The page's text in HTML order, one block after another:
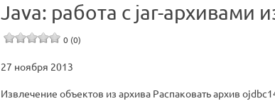
Java: работа с jar-архивами
0 (0)
27 ноября 2013
Извлечение объектов из архива Распаковать архив